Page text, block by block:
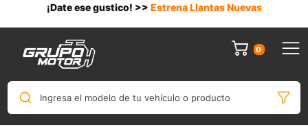
¡Date ese gustico! >> Estrena Llantas Nuevas
0
Ingresa el modelo de tu vehículo o producto